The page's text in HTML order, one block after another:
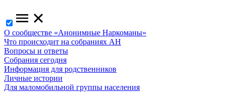
О сообществе «Анонимные Наркоманы»
Что происходит на собраниях АН
Вопросы и ответы
Собрания сегодня
Информация для родственников
Личные истории
Для маломобильной группы населения